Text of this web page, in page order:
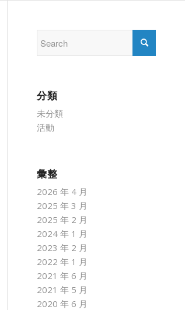
分類
未分類
活動
彙整
2026 年 4 月
2025 年 3 月
2025 年 2 月
2024 年 1 月
2023 年 2 月
2022 年 1 月
2021 年 6 月
2021 年 5 月
2020 年 6 月